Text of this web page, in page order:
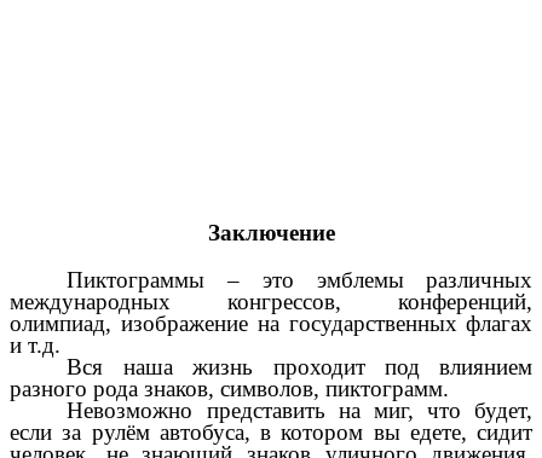
Заключение
Пиктограммы – это эмблемы различных
международных конгрессов, конференций,
олимпиад, изображение на государственных флагах
и т.д.
Вся наша жизнь проходит под влиянием
разного рода знаков, символов, пиктограмм.
Невозможно представить на миг, что будет,
если за рулём автобуса, в котором вы едете, сидит